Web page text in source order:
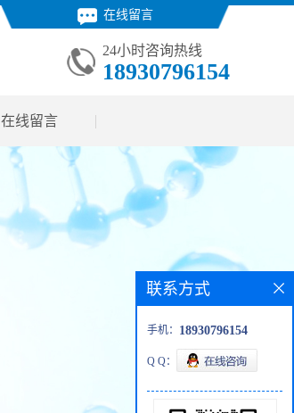
在线留言
24小时咨询热线
18930796154
在线留言
联系方式
手机： 18930796154
Q Q：